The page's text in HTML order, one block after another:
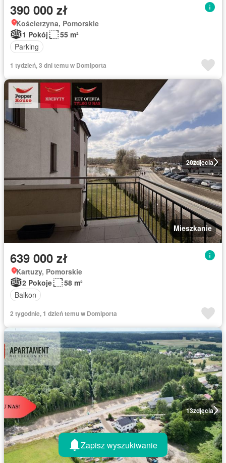
390 000 zł
Kościerzyna, Pomorskie
1 Pokój
55 m²
Parking
1 tydzień, 3 dni temu w Domiporta
20zdjęcia
Mieszkanie
639 000 zł
Kartuzy, Pomorskie
2 Pokoje
58 m²
Balkon
2 tygodnie, 1 dzień temu w Domiporta
13zdjęcia
Zapisz wyszukiwanie